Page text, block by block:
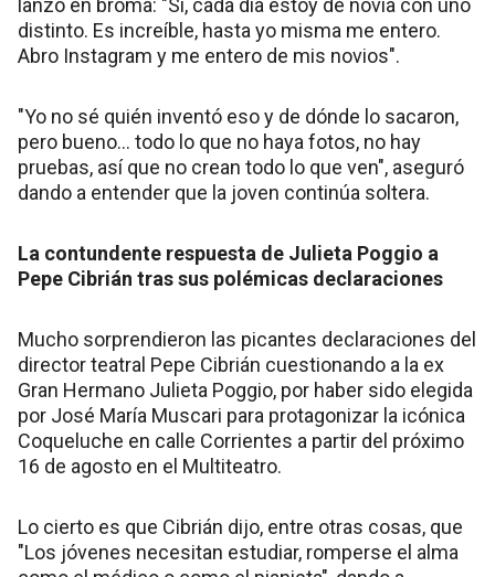
lanzó en broma: "Sí, cada día estoy de novia con uno
distinto. Es increíble, hasta yo misma me entero.
Abro Instagram y me entero de mis novios".
"Yo no sé quién inventó eso y de dónde lo sacaron,
pero bueno... todo lo que no haya fotos, no hay
pruebas, así que no crean todo lo que ven", aseguró
dando a entender que la joven continúa soltera.
La contundente respuesta de Julieta Poggio a
Pepe Cibrián tras sus polémicas declaraciones
Mucho sorprendieron las picantes declaraciones del
director teatral Pepe Cibrián cuestionando a la ex
Gran Hermano Julieta Poggio, por haber sido elegida
por José María Muscari para protagonizar la icónica
Coqueluche en calle Corrientes a partir del próximo
16 de agosto en el Multiteatro.
Lo cierto es que Cibrián dijo, entre otras cosas, que
"Los jóvenes necesitan estudiar, romperse el alma